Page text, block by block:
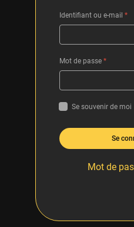
Identifiant ou e-mail *
Mot de passe *
Se souvenir de moi
Se
Mot de